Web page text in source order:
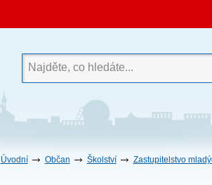
Úvodní Občan Školství Zastupitelstvo